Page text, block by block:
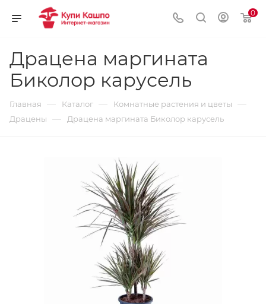
0
Драцена маргината
Биколор карусель
Главная — Каталог — Комнатные растения и цветы —
Драцены — Драцена маргината Биколор карусель